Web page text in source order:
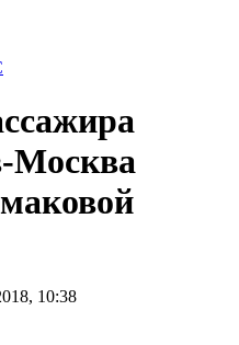
Москва
10:38